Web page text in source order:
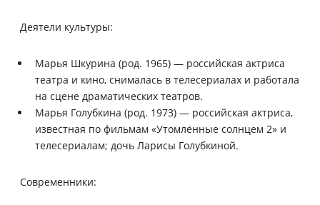
Деятели культуры:
Марья Шкурина (род. 1965) — российская актриса
театра и кино, снималась в телесериалах и работала
на сцене драматических театров.
Марья Голубкина (род. 1973) — российская актриса,
известная по фильмам «Утомлённые солнцем 2» и
телесериалам; дочь Ларисы Голубкиной.
Современники: